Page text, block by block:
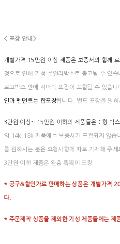
< 포장 안내>
개별가격 15만원 이상 제품은 보증서와 함께
정으로 인해 기성 주얼리박스로 출고될 수 있
로고박스 안에 지퍼백 포장이 포함될 수 있습니
인과 펜던트는 합포장됩니다. 별도 포장을 원
3만원 이상~ 15만원 이하의 제품들은 C형 박
의 14k,18k 제품에는 보증서가 포함되지 않습
를 원하시는 분은 요청사항에 따로 기재해 주
3만원 이하 제품은 완충 뽁뽁이 포장
* 공구&할인가로 판매하는 상품은 개별가격
다.
* 주문제작 상품을 제외한 기성 제품들에는 제